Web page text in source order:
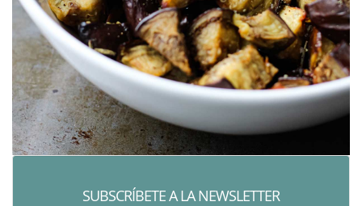
SUBSCRÍBETE A LA NEWSLETTER